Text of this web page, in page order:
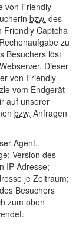
von Friendly
bzw. des
Friendly Captcha
zu
Besuchers löst
Dieser
von Friendly
vom Endgerät
auf unserer
bzw. Anfragen
Agent,
Version des
IP-Adresse;
je Zeitraum;
des Besuchers
zum oben